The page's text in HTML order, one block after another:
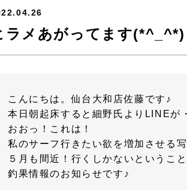
ラメあがってます(*^_^*)
こんにちは。仙台大和店佐藤です♪
本日朝起床すると細野氏よりLINEが
おおっ！これは！
私のサーフ行きたい欲を増加させる写
５月も間近！行くしかないというこ
釣果情報のお知らせです♪